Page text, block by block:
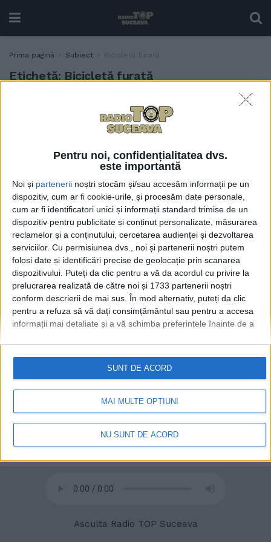
Pentru noi, confidențialitatea dvs.
este importantă
Noi și partenerii noștri stocăm și/sau accesăm informații pe un
dispozitiv, cum ar fi cookie-urile, și procesăm date personale,
cum ar fi identificatori unici și informații standard trimise de un
dispozitiv pentru publicitate și conținut personalizate, măsurarea
reclamelor și a conținutului, cercetarea audienței și dezvoltarea
serviciilor. Cu permisiunea dvs., noi și partenerii noștri putem
folosi date și identificări precise de geolocație prin scanarea
dispozitivului. Puteți da clic pentru a vă da acordul cu privire la
prelucrarea realizată de către noi și 1733 partenerii noștri
conform descrierii de mai sus. În mod alternativ, puteți da clic
pentru a refuza să vă dați consimțământul sau pentru a accesa
informații mai detaliate și a vă schimba preferințele înainte de a
retrageți consimțământul în orice moment, revenind la acest site
și făcând clic pe butonul "Confidențialitate" din partea de jos a
paginii web.
MAI MULTE OPȚIUNI
NU SUNT DE ACORD
SUNT DE ACORD
Prima pagină Subiect Bicicletă furată
Etichetă: Bicicletă furată
O bicicletă furată din
Germania, în valoare de
20.000 de lei, descoperită în
8 MAI, 2025
© 2020 Radio TOP Suceava 104 FM
Asculta Radio TOP Suceava